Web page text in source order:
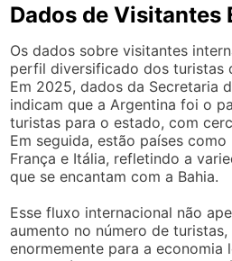
Dados de Visitantes
Os dados sobre visitantes
perfil diversificado dos turistas
Em 2025, dados da Secretaria
indicam que a Argentina foi o
turistas para o estado, com
Em seguida, estão países
França e Itália, refletindo a
que se encantam com a Bahia.
Esse fluxo internacional não
aumento no número de
enormemente para a economia